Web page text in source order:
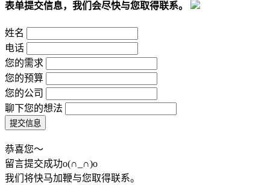
表单提交信息，我们会尽快与您取得联系。
姓名
电话
您的需求
您的预算
您的公司
聊下您的想法
恭喜您～
留言提交成功o(∩_∩)o
我们将快马加鞭与您取得联系。